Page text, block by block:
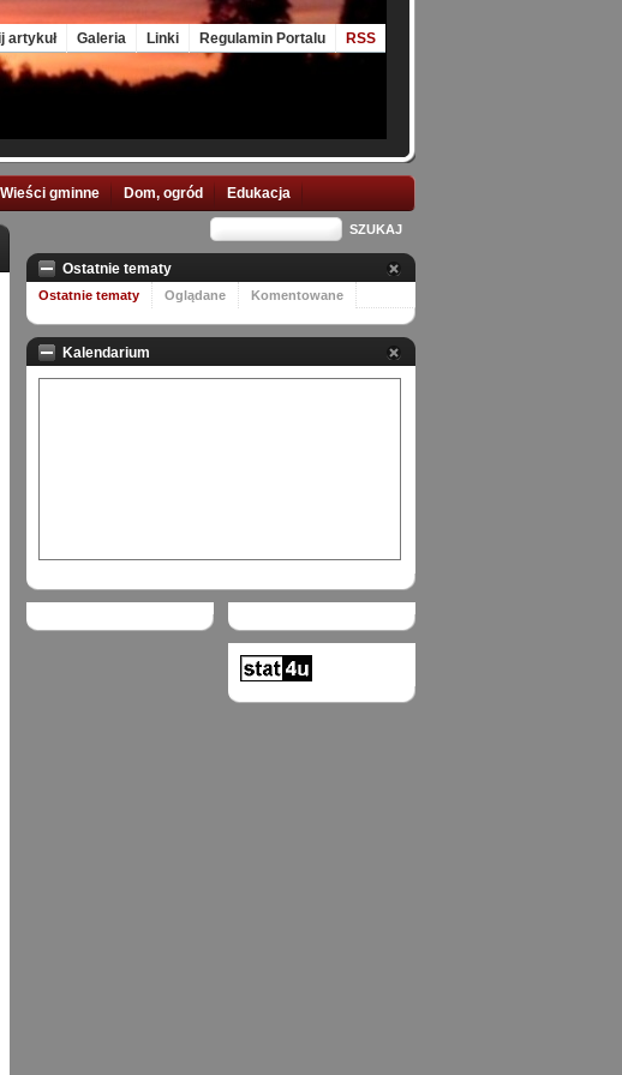
artykuł Galeria Linki Regulamin Portalu RSS
Wieści gminne Dom, ogród Edukacja
Ostatnie tematy
Ostatnie tematy Oglądane Komentowane
Kalendarium